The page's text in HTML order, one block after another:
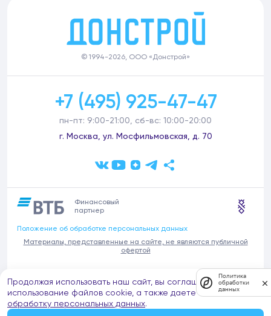
© 1994-2026, ООО «Донстрой»
+7 (495) 925-47-47
пн-пт: 9:00-21:00, сб-вс: 10:00-20:00
г. Москва, ул. Мосфильмовская, д. 70
Финансовый
партнер
Положение об обработке персональных данных
Материалы, представленные на сайте, не являются публичной
офертой
В связи с участившимися случаями предложений частных услуг от
имени компании Донстрой (проведения ремонтов, продажи
отделочных материалов и т.п.), обращаем внимание на то, что
компания Донстрой не оказывает таких услуг, не имеет
представительств такого профиля и не обращается к частным
Продолжая использовать наш сайт, вы соглашаетесь на
использование файлов cookie, а также даете согласие на
обработку персональных данных.
Политика
обработки
данных